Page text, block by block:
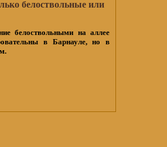
белоствольные или
белоствольными на аллее
в Барнауле, но в